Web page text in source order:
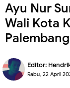
Ayu Nur
Wali Kota
Palembang
Editor:
Rabu, 22 April